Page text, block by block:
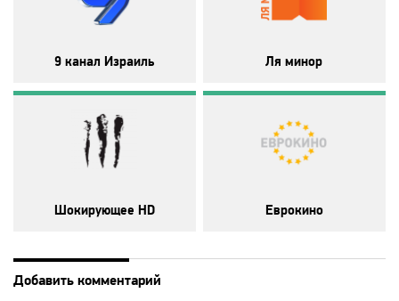
Boomerang
Bridge TV
Discovery
Discovery science
9 канал Израиль Ля минор
Шокирующее HD Еврокино
Добавить комментарий